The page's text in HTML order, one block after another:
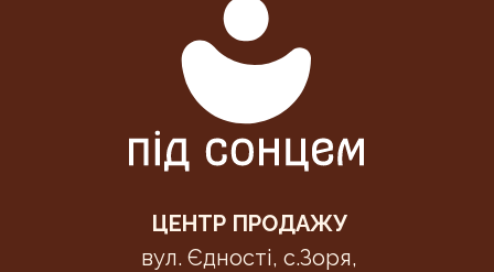
ЦЕНТР ПРОДАЖУ
вул. Єдності, с.Зоря,